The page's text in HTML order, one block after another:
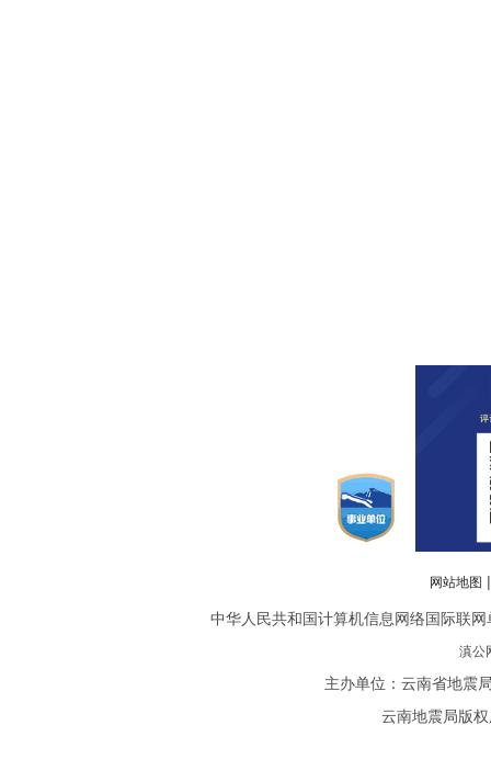
网站地图
中华人民共和国计算机信息网络国际联
滇公
主办单位：云南省地震
云南地震局版